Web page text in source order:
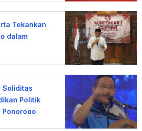
Tekankan
dalam
Soliditas
Politik
Ponorogo